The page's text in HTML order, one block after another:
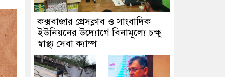
কক্সবাজার প্রেসক্লাব ও সাংবাদিক
ইউনিয়নের উদ্যোগে বিনামূল্যে চক্ষু
স্বাস্থ্য সেবা ক্যাম্প